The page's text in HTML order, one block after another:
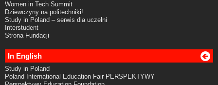
Women in Tech Summit
Dziewczyny na politechniki!
Study in Poland – serwis dla uczelni
Interstudent
Strona Fundacji
In English
Study in Poland
Poland International Education Fair PERSPEKTYWY